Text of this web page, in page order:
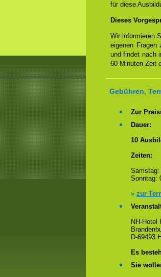
für diese
Dieses
Wir informieren
eigenen Fragen
und findet nach
60 Minuten Zeit
Gebühren,
Zur
Dauer:
10
Zeiten:
Samstag:
Sonntag:
» zur
NH-Hotel
D-69493
Es
Sie